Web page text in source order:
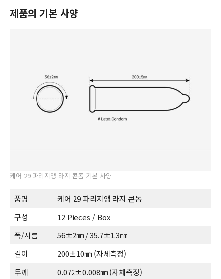
제품의 기본 사양
케어 29 파리지앵 라지 콘돔 기본 사양
품명
케어 29 파리지앵 라지 콘돔
구성
12 Pieces / Box
폭/지름
56±2㎜ / 35.7±1.3㎜
길이
200±10㎜ (자체측정)
두께
0.072±0.008㎜ (자체측정)